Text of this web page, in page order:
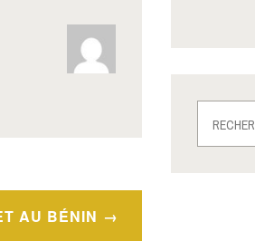
AU BÉNIN